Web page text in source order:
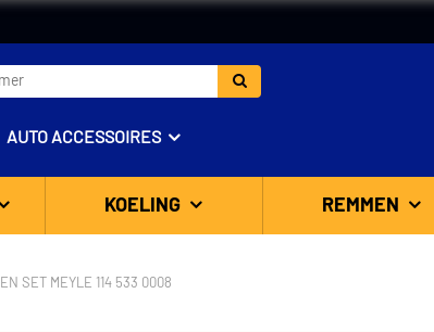
AUTO ACCESSOIRES
KOELING REMMEN
SET MEYLE 114 533 0008